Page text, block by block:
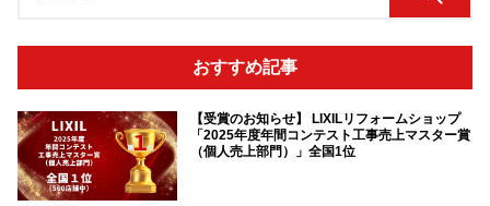
おすすめ記事
【受賞のお知らせ】 LIXILリフォームショップ
「2025年度年間コンテスト工事売上マスター賞
（個人売上部門）」全国1位